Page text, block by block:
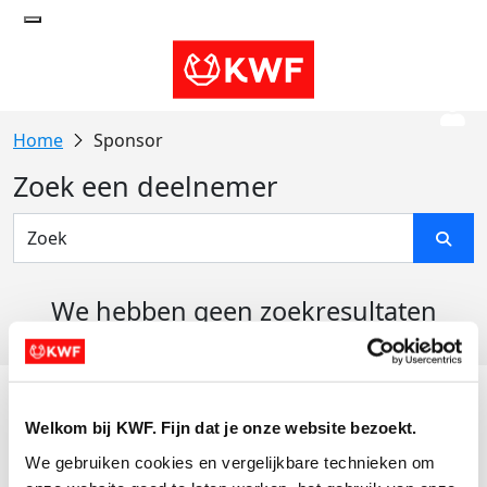
Welkom bij KWF. Fijn dat je onze website bezoekt.
We gebruiken cookies en vergelijkbare technieken om
Sponsor
Zoek een deelnemer
We hebben geen zoekresultaten
Actiematerialen
Evenementen